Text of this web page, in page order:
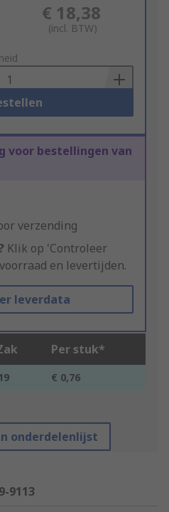
€ 18,38
(incl. BTW)
voor bestellingen van
verzending
Klik op 'Controleer
en levertijden.
leverdata
Per stuk*
€ 0,76
onderdelenlijst
9113